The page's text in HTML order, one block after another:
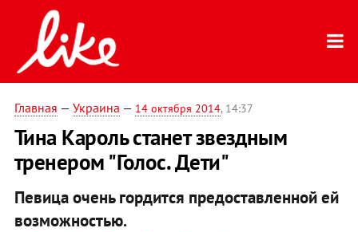
Главная — Украина — 14 октября 2014, 14:37
Тина Кароль станет звездным
тренером "Голос. Дети"
Певица очень гордится предоставленной ей
возможностью.